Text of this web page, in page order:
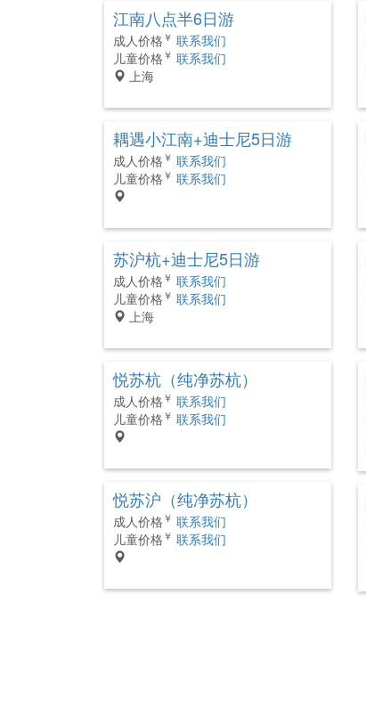
江南八点半6日游
成人价格 ￥ 联系我们
儿童价格 ￥ 联系我们
上海
耦遇小江南+迪士尼5日游
成人价格 ￥ 联系我们
儿童价格 ￥ 联系我们
苏沪杭+迪士尼5日游
成人价格 ￥ 联系我们
儿童价格 ￥ 联系我们
上海
悦苏杭（纯净苏杭）
成人价格 ￥ 联系我们
儿童价格 ￥ 联系我们
悦苏沪（纯净苏杭）
成人价格 ￥ 联系我们
儿童价格 ￥ 联系我们